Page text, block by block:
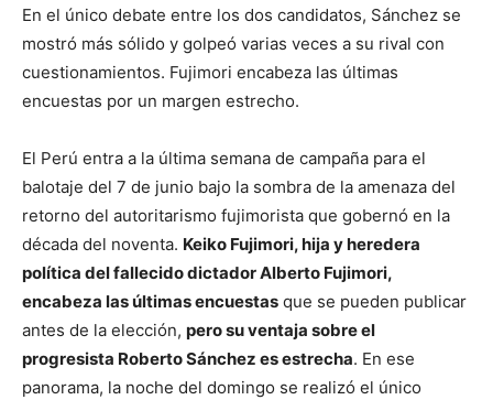
En el único debate entre los dos candidatos, Sánchez se
mostró más sólido y golpeó varias veces a su rival con
cuestionamientos. Fujimori encabeza las últimas
encuestas por un margen estrecho.
El Perú entra a la última semana de campaña para el
balotaje del 7 de junio bajo la sombra de la amenaza del
retorno del autoritarismo fujimorista que gobernó en la
década del noventa. Keiko Fujimori, hija y heredera
política del fallecido dictador Alberto Fujimori,
encabeza las últimas encuestas que se pueden publicar
antes de la elección, pero su ventaja sobre el
progresista Roberto Sánchez es estrecha. En ese
panorama, la noche del domingo se realizó el único